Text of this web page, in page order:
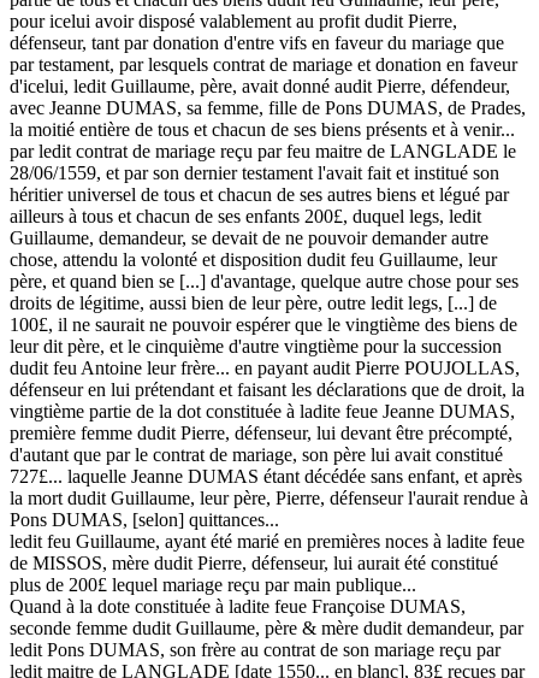
pour icelui avoir disposé valablement au profit dudit Pierre,
défenseur, tant par donation d'entre vifs en faveur du mariage que
par testament, par lesquels contrat de mariage et donation en faveur
d'icelui, ledit Guillaume, père, avait donné audit Pierre, défendeur,
avec Jeanne DUMAS, sa femme, fille de Pons DUMAS, de Prades,
la moitié entière de tous et chacun de ses biens présents et à venir...
par ledit contrat de mariage reçu par feu maitre de LANGLADE le
28/06/1559, et par son dernier testament l'avait fait et institué son
héritier universel de tous et chacun de ses autres biens et légué par
ailleurs à tous et chacun de ses enfants 200£, duquel legs, ledit
Guillaume, demandeur, se devait de ne pouvoir demander autre
chose, attendu la volonté et disposition dudit feu Guillaume, leur
père, et quand bien se [...] d'avantage, quelque autre chose pour ses
droits de légitime, aussi bien de leur père, outre ledit legs, [...] de
100£, il ne saurait ne pouvoir espérer que le vingtième des biens de
leur dit père, et le cinquième d'autre vingtième pour la succession
dudit feu Antoine leur frère... en payant audit Pierre POUJOLLAS,
défenseur en lui prétendant et faisant les déclarations que de droit, la
vingtième partie de la dot constituée à ladite feue Jeanne DUMAS,
première femme dudit Pierre, défenseur, lui devant être précompté,
d'autant que par le contrat de mariage, son père lui avait constitué
727£... laquelle Jeanne DUMAS étant décédée sans enfant, et après
la mort dudit Guillaume, leur père, Pierre, défenseur l'aurait rendue à
Pons DUMAS, [selon] quittances...
ledit feu Guillaume, ayant été marié en premières noces à ladite feue
de MISSOS, mère dudit Pierre, défenseur, lui aurait été constitué
plus de 200£ lequel mariage reçu par main publique...
Quand à la dote constituée à ladite feue Françoise DUMAS,
seconde femme dudit Guillaume, père & mère dudit demandeur, par
ledit Pons DUMAS, son frère au contrat de son mariage reçu par
ledit maitre de LANGLADE [date 1550... en blanc], 83£ reçues par